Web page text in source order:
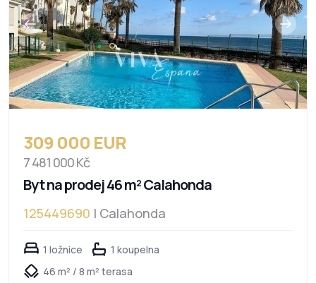
309 000 EUR
7 481 000 Kč
Byt na prodej 46 m² Calahonda
125449690 | Calahonda
1 ložnice
1 koupelna
46 m² / 8 m² terasa